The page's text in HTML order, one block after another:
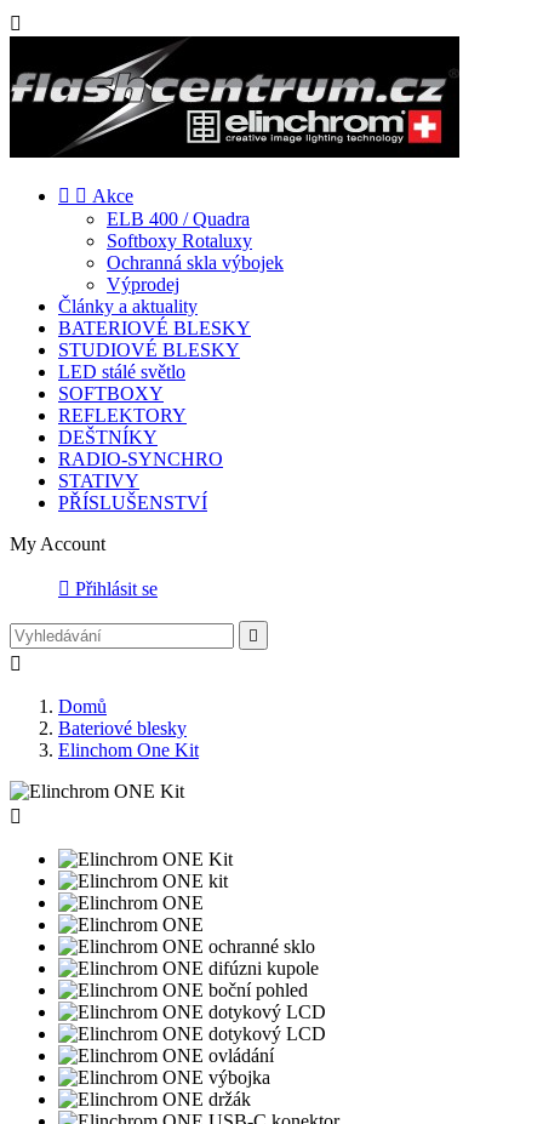

  Akce
ELB 400 / Quadra
Softboxy Rotaluxy
Ochranná skla výbojek
Výprodej
Články a aktuality
BATERIOVÉ BLESKY
STUDIOVÉ BLESKY
LED stálé světlo
SOFTBOXY
REFLEKTORY
DEŠTNÍKY
RADIO-SYNCHRO
STATIVY
PŘÍSLUŠENSTVÍ
My Account
 Přihlásit se


Domů
Bateriové blesky
Elinchom One Kit
